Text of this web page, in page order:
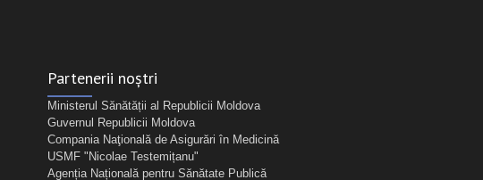
Partenerii noștri
Ministerul Sănătății al Republicii Moldova
Guvernul Republicii Moldova
Compania Naţională de Asigurări în Medicină
USMF "Nicolae Testemițanu"
Agenția Națională pentru Sănătate Publică